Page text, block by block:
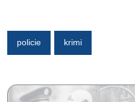
policie krimi